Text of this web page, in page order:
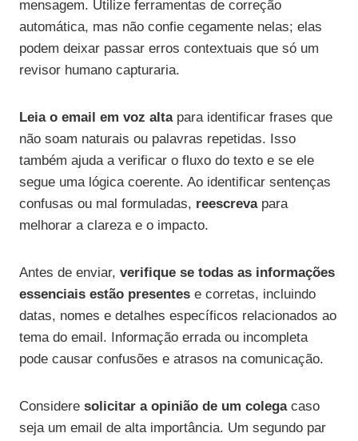
mensagem. Utilize ferramentas de correção
automática, mas não confie cegamente nelas; elas
podem deixar passar erros contextuais que só um
revisor humano capturaria.
Leia o email em voz altapara identificar frases que
não soam naturais ou palavras repetidas. Isso
também ajuda a verificar o fluxo do texto e se ele
segue uma lógica coerente. Ao identificar sentenças
confusas ou mal formuladas, reescrevapara
melhorar a clareza e o impacto.
Antes de enviar, verifique se todas as informações
essenciais estão presentes e corretas, incluindo
datas, nomes e detalhes específicos relacionados ao
tema do email. Informação errada ou incompleta
pode causar confusões e atrasos na comunicação.
Considere solicitar a opinião de um colegacaso
seja um email de alta importância. Um segundo par